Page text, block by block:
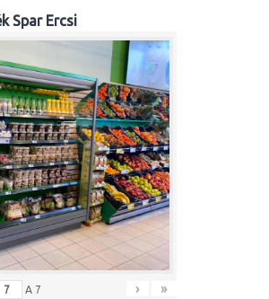
Spar Ercsi
A 7 › »